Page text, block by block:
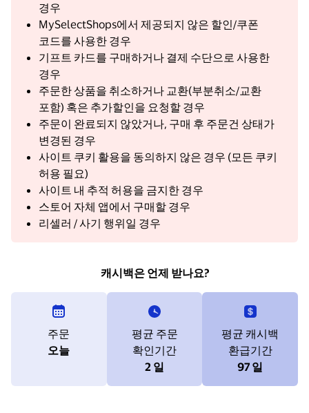
경우
MySelectShops에서 제공되지 않은 할인/쿠폰
코드를 사용한 경우
기프트 카드를 구매하거나 결제 수단으로 사용한
경우
주문한 상품을 취소하거나 교환(부분취소/교환
포함) 혹은 추가할인을 요청할 경우
주문이 완료되지 않았거나, 구매 후 주문건 상태가
변경된 경우
사이트 쿠키 활용을 동의하지 않은 경우 (모든 쿠키
허용 필요)
사이트 내 추적 허용을 금지한 경우
스토어 자체 앱에서 구매할 경우
리셀러 / 사기 행위일 경우
캐시백은 언제 받나요?
주문
오늘
평균 주문
확인기간
2 일
평균 캐시백
환급기간
97 일